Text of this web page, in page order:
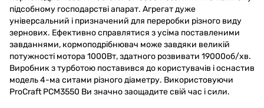
підсобному господарстві апарат. Агрегат дуже
універсальний і призначений для переробки різного виду
зернових. Ефективно справлятися з усіма поставленими
завданнями, кормоподрібнювач може завдяки великій
потужності мотора 1000Вт, здатного розвивати 19000об/хв.
Виробник з турботою поставився до користувачів і оснастив
модель 4-ма ситами різного діаметру. Використовуючи
ProCraft PCM3550 Ви значно заощадите свій час і сили.